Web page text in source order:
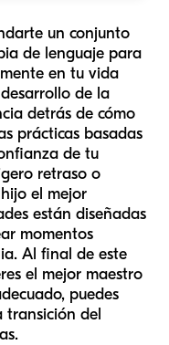
un conjunto
de lenguaje para
en tu vida
de la
detrás de cómo
prácticas basadas
de tu
retraso o
el mejor
están diseñadas
momentos
Al final de este
el mejor maestro
puedes
transición del